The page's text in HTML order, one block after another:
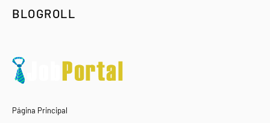
BLOGROLL
Página Principal